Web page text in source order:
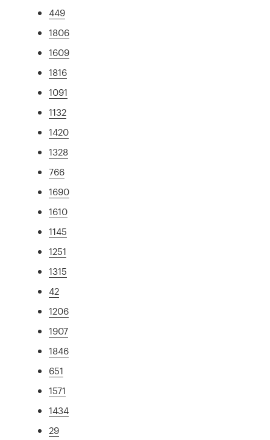
449
1806
1609
1816
1091
1132
1420
1328
766
1690
1610
1145
1251
1315
42
1206
1907
1846
651
1571
1434
29